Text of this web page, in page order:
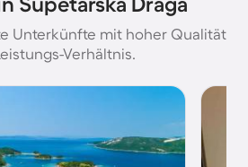
Unterkünfte mit hoher Qualität
Verhältnis.